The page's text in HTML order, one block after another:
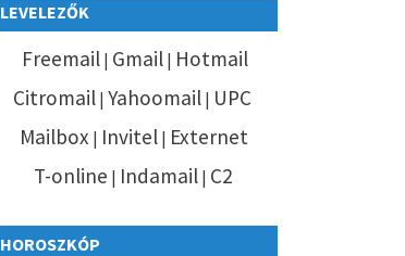
LEVELEZŐK
Freemail | Gmail | Hotmail
Citromail| Yahoomail| UPC
Mailbox | Invitel| Externet
T-online | Indamail | C2
HOROSZKÓP